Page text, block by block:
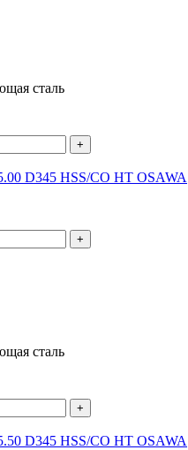
+
D345 HSS/CO HT OSAWA
+
+
D345 HSS/CO HT OSAWA